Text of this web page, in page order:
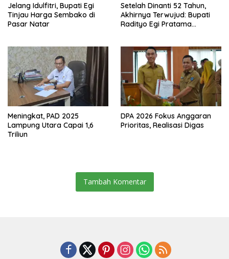
Jelang Idulfitri, Bupati Egi
Tinjau Harga Sembako di
Pasar Natar
Setelah Dinanti 52 Tahun,
Akhirnya Terwujud: Bupati
Radityo Egi Pratama
Meningkat, PAD 2025
Lampung Utara Capai 1,6
Triliun
DPA 2026 Fokus Anggaran
Prioritas, Realisasi Digas
Tambah Komentar